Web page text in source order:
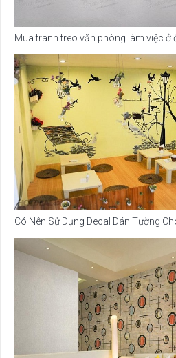
Mua tranh treo văn phòng làm việc ở
Có Nên Sử Dụng Decal Dán Tường